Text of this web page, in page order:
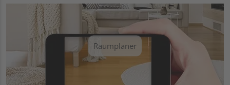
Raumplaner